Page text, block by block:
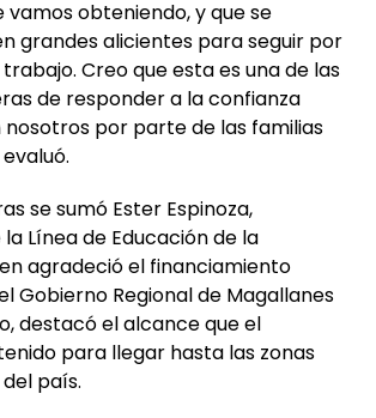
vamos obteniendo, y que se
grandes alicientes para seguir por
Creo que esta es una de las
de responder a la confianza
por parte de las familias
se sumó Ester Espinoza,
Línea de Educación de la
agradeció el financiamiento
Gobierno Regional de Magallanes
destacó el alcance que el
para llegar hasta las zonas
país.